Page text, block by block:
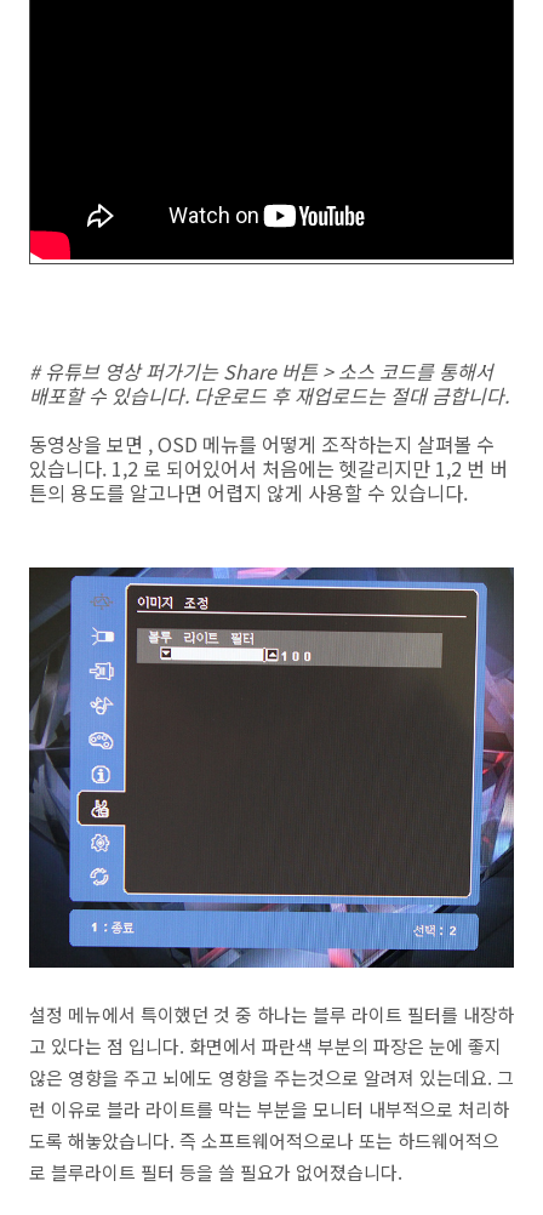
# 유튜브 영상 퍼가기는 Share 버튼 > 소스 코드를 통해서
배포할 수 있습니다. 다운로드 후 재업로드는 절대 금합니다.
동영상을 보면 , OSD 메뉴를 어떻게 조작하는지 살펴볼 수
있습니다. 1,2 로 되어있어서 처음에는 헷갈리지만 1,2 번 버
튼의 용도를 알고나면 어렵지 않게 사용할 수 있습니다.
설정 메뉴에서 특이했던 것 중 하나는 블루 라이트 필터를 내장하
고 있다는 점 입니다. 화면에서 파란색 부분의 파장은 눈에 좋지
않은 영향을 주고 뇌에도 영향을 주는것으로 알려져 있는데요. 그
런 이유로 블라 라이트를 막는 부분을 모니터 내부적으로 처리하
도록 해놓았습니다. 즉 소프트웨어적으로나 또는 하드웨어적으
로 블루라이트 필터 등을 쓸 필요가 없어졌습니다.